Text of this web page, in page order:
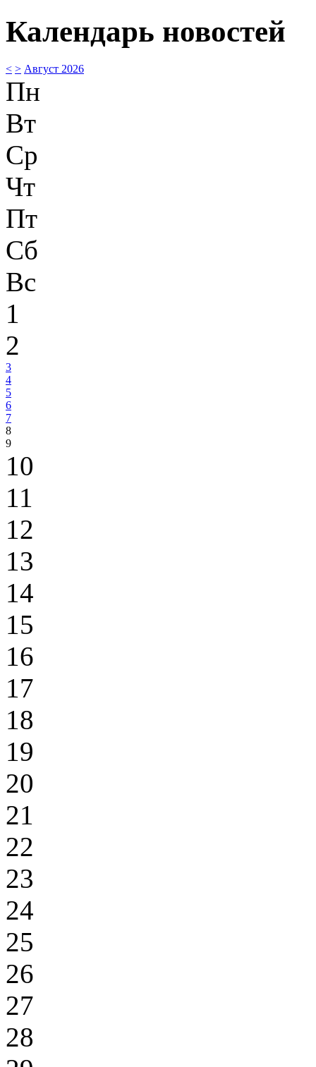
Календарь новостей
< > Август 2026
Пн
Вт
Ср
Чт
Пт
Сб
Вс
1
2
3
4
5
6
7
8
9
10
11
12
13
14
15
16
17
18
19
20
21
22
23
24
25
26
27
28